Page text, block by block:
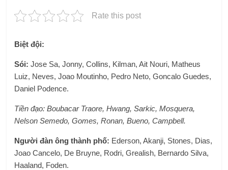
Rate this post
Biệt đội:
Sói: Jose Sa, Jonny, Collins, Kilman, Ait Nouri, Matheus
Luiz, Neves, Joao Moutinho, Pedro Neto, Goncalo Guedes,
Daniel Podence.
Tiền đạo: Boubacar Traore, Hwang, Sarkic, Mosquera,
Nelson Semedo, Gomes, Ronan, Bueno, Campbell.
Người đàn ông thành phố: Ederson, Akanji, Stones, Dias,
Joao Cancelo, De Bruyne, Rodri, Grealish, Bernardo Silva,
Haaland, Foden.